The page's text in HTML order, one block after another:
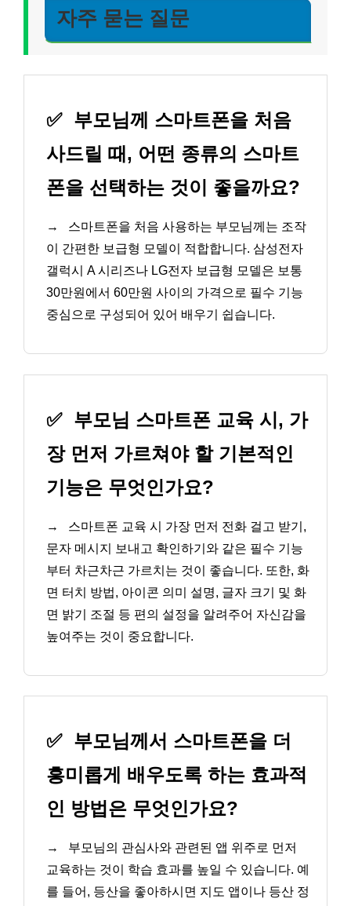
자주 묻는 질문
✅ 부모님께 스마트폰을 처음
사드릴 때, 어떤 종류의 스마트
폰을 선택하는 것이 좋을까요?
→
스마트폰을 처음 사용하는 부모님께는 조작
이 간편한 보급형 모델이 적합합니다. 삼성전자
갤럭시 A 시리즈나 LG전자 보급형 모델은 보통
30만원에서 60만원 사이의 가격으로 필수 기능
중심으로 구성되어 있어 배우기 쉽습니다.
✅ 부모님 스마트폰 교육 시, 가
장 먼저 가르쳐야 할 기본적인
기능은 무엇인가요?
→
스마트폰 교육 시 가장 먼저 전화 걸고 받기,
문자 메시지 보내고 확인하기와 같은 필수 기능
부터 차근차근 가르치는 것이 좋습니다. 또한, 화
면 터치 방법, 아이콘 의미 설명, 글자 크기 및 화
면 밝기 조절 등 편의 설정을 알려주어 자신감을
높여주는 것이 중요합니다.
✅ 부모님께서 스마트폰을 더
흥미롭게 배우도록 하는 효과적
인 방법은 무엇인가요?
→
부모님의 관심사와 관련된 앱 위주로 먼저
교육하는 것이 학습 효과를 높일 수 있습니다. 예
를 들어, 등산을 좋아하시면 지도 앱이나 등산 정